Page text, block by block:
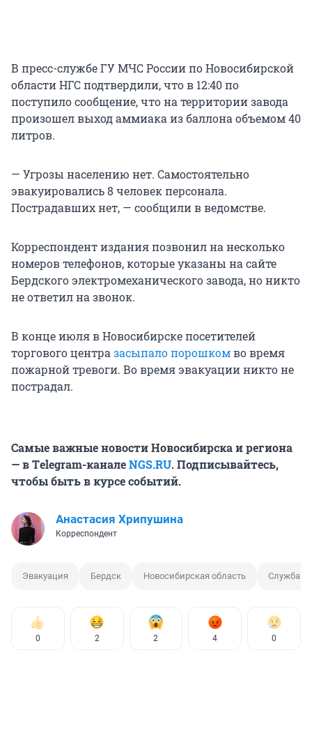
В пресс-службе ГУ МЧС России по Новосибирской
области НГС подтвердили, что в 12:40 по
поступило сообщение, что на территории завода
произошел выход аммиака из баллона объемом 40
литров.
— Угрозы населению нет. Самостоятельно
эвакуировались 8 человек персонала.
Пострадавших нет, — сообщили в ведомстве.
Корреспондент издания позвонил на несколько
номеров телефонов, которые указаны на сайте
Бердского электромеханического завода, но никто
не ответил на звонок.
В конце июля в Новосибирске посетителей
торгового центра засыпало порошкомво время
пожарной тревоги. Во время эвакуации никто не
пострадал.
Самые важные новости Новосибирска и региона
— в Тelegram-каналеNGS.RU. Подписывайтесь,
чтобы быть в курсе событий.
Анастасия Хрипушина
Корреспондент
Эвакуация Бердск Новосибирская область Служба
0 2 2 4 0